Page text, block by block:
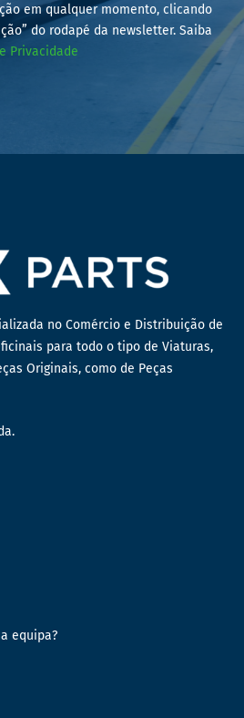
em qualquer momento, clicando
do rodapé da newsletter. Saiba
Privacidade
no Comércio e Distribuição de
para todo o tipo de Viaturas,
Originais, como de Peças
equipa?